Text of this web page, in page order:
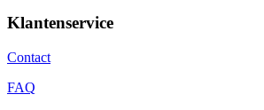
Klantenservice
Contact
FAQ